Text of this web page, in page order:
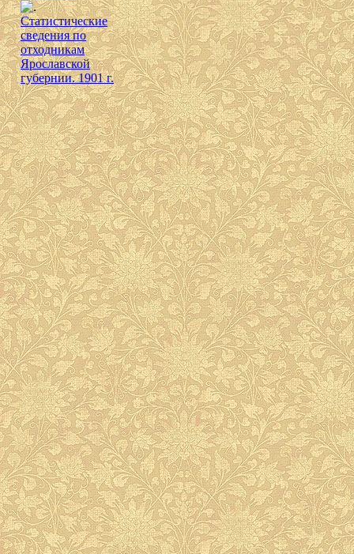
Cтатистические
сведения по
отходникам
Ярославской
губернии. 1901 г.